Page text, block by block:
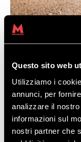
Questo sito web
Utilizziamo i
annunci, per
analizzare il
informazioni sul
nostri partner che
OF